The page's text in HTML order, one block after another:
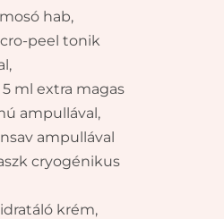
hab,
peel tonik
ml extra magas
ampullával,
ampullával
cryogénikus
krém,